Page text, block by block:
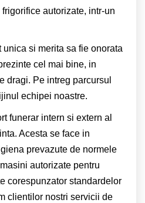
autorizate, intr-un
unica si merita sa fie onorata
cel mai bine, in
dragi. Pe intreg parcursul
echipei noastre.
funerar intern si extern al
Acesta se face in
prevazute de normele
autorizate pentru
corespunzator standardelor
clientilor nostri servicii de